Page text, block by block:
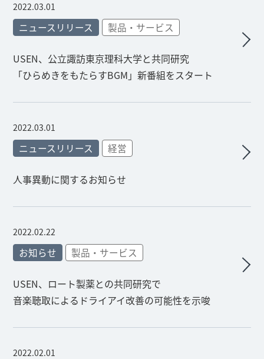
2022.03.01
ニュースリリース 製品・サービス
USEN、公立諏訪東京理科大学と共同研究
「ひらめきをもたらすBGM」新番組をスタート
2022.03.01
ニュースリリース 経営
人事異動に関するお知らせ
2022.02.22
お知らせ 製品・サービス
USEN、ロート製薬との共同研究で
音楽聴取によるドライアイ改善の可能性を示唆
2022.02.01